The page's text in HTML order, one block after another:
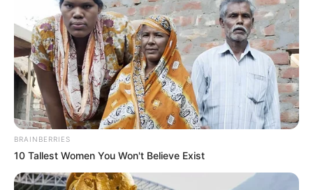
BRAINBERRIES
10 Tallest Women You Won't Believe Exist